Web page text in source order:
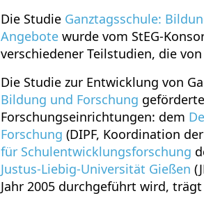
Die Studie Ganztagsschule:
Angebote wurde vom StEG-
verschiedener Teilstudien, die
Die Studie zur Entwicklung von
Bildung und Forschung
Forschungseinrichtungen: dem
Forschung (DIPF, Koordination
für Schulentwicklungsforschung
Justus-Liebig-Universität Gießen
Jahr 2005 durchgeführt wird,